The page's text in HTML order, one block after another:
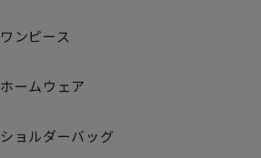
ワンピース
ホームウェア
ショルダーバッグ